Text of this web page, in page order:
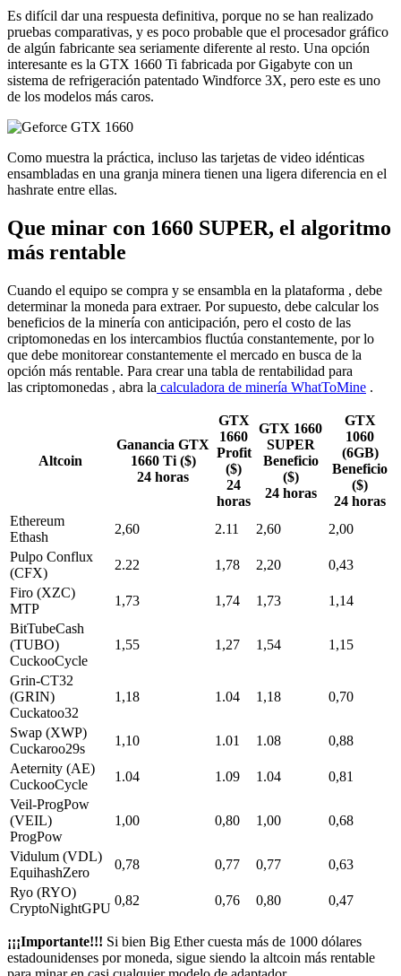
Es difícil dar una respuesta definitiva, porque no se han realizado
pruebas comparativas, y es poco probable que el procesador gráfico
de algún fabricante sea seriamente diferente al resto. Una opción
interesante es la GTX 1660 Ti fabricada por Gigabyte con un
sistema de refrigeración patentado Windforce 3X, pero este es uno
de los modelos más caros.
Como muestra la práctica, incluso las tarjetas de video idénticas
ensambladas en una granja minera tienen una ligera diferencia en el
hashrate entre ellas.
Que minar con 1660 SUPER, el algoritmo
más rentable
Cuando el equipo se compra y se ensambla en la plataforma , debe
determinar la moneda para extraer. Por supuesto, debe calcular los
beneficios de la minería con anticipación, pero el costo de las
criptomonedas en los intercambios fluctúa constantemente, por lo
que debe monitorear constantemente el mercado en busca de la
opción más rentable. Para crear una tabla de rentabilidad para
las criptomonedas , abra la calculadora de minería WhatToMine .
Altcoin
Ganancia GTX
1660 Ti ($)
24 horas
GTX
1660
Profit
($)
24
horas
GTX 1660
SUPER
Beneficio
($)
24 horas
GTX
1060
(6GB)
Beneficio
($)
24 horas
Ethereum
Ethash
2,60 2.11 2,60
2,00
Pulpo Conflux
(CFX)
2.22 1,78 2,20
0,43
Firo (XZC)
MTP
1,73 1,74 1,73
1,14
BitTubeCash
(TUBO)
CuckooCycle
1,55 1,27 1,54 1,15
Grin-CT32
(GRIN)
Cuckatoo32
1,18 1.04 1,18 0,70
Swap (XWP)
Cuckaroo29s
1,10 1.01 1.08
0,88
Aeternity (AE)
CuckooCycle
1.04 1.09 1.04
0,81
Veil-ProgPow
(VEIL)
ProgPow
1,00 0,80 1,00 0,68
Vidulum (VDL)
EquihashZero
0,78 0,77 0,77
0,63
Ryo (RYO)
CryptoNightGPU
0,82 0,76 0,80 0,47
¡¡¡Importante!!! Si bien Big Ether cuesta más de 1000 dólares
estadounidenses por moneda, sigue siendo la altcoin más rentable